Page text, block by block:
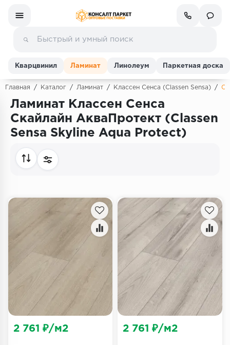
Линолеум
Кварц-винил (ПВХ плитка)
Паркетная доска
Террасная доска
Пробковое покрытие
Плинтус
Подложка
Кварцвинил Ламинат Линолеум Паркетная доска
Главная / Каталог / Ламинат / Классен Сенса (Classen Sensa) /
Ламинат Классен Сенса
Скайлайн АкваПротект (Classen
Sensa Skyline Aqua Protect)
2 761 ₽/м2 2 761 ₽/м2